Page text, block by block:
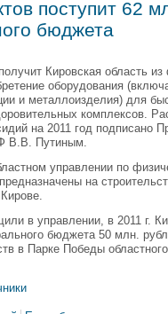
поступит 62
бюджета
Кировская область
оборудования
и металлоизделия) для
комплексов.
на 2011 год подписано
В.В. Путиным.
управлении по
на
в управлении, в 2011 г.
бюджета 50 млн.
в Парке Победы областного